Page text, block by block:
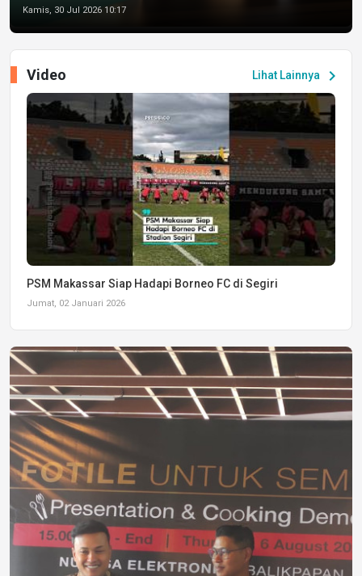
Kamis, 30 Jul 2026 10:17
Lihat Lainnya chevron_right
Video
PSM Makassar Siap Hadapi Borneo FC di Segiri
Jumat, 02 Januari 2026